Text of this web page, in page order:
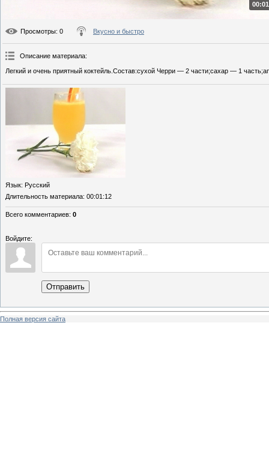
Просмотры: 0 Вкусно и быстро
Описание материала:
Легкий и очень приятный коктейль.Состав:сухой Черри — 2 части;сахар — 1
Язык: Русский
Длительность материала: 00:01:12
Всего комментариев: 0
Войдите:
Отправить
Полная версия сайта